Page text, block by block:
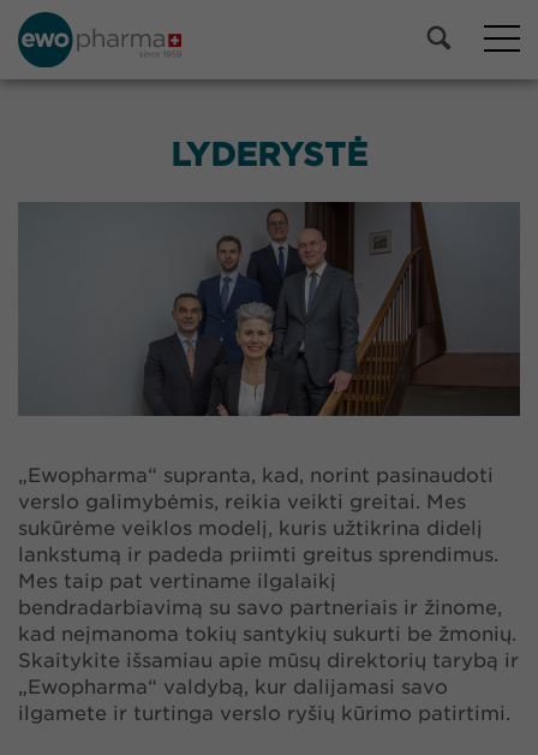
LYDERYSTĖ
„Ewopharma“ supranta, kad, norint pasinaudoti
verslo galimybėmis, reikia veikti greitai. Mes
sukūrėme veiklos modelį, kuris užtikrina didelį
lankstumą ir padeda priimti greitus sprendimus.
Mes taip pat vertiname ilgalaikį
bendradarbiavimą su savo partneriais ir žinome,
kad neįmanoma tokių santykių sukurti be žmonių.
Skaitykite išsamiau apie mūsų direktorių tarybą ir
„Ewopharma“ valdybą, kur dalijamasi savo
ilgamete ir turtinga verslo ryšių kūrimo patirtimi.